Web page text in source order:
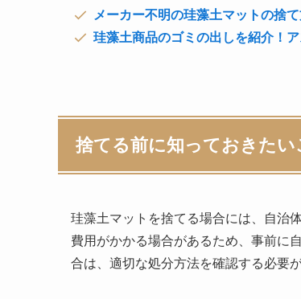
メーカー不明の珪藻土マットの捨て
珪藻土商品のゴミの出しを紹介！
捨てる前に知っておきたい
珪藻土マットを捨てる場合には、自治
費用がかかる場合があるため、事前に
合は、適切な処分方法を確認する必要が